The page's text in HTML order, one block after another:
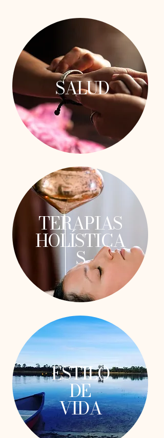
SALUD
TERAPIAS
HOLÍSTICA
S
ESTILO
DE
VIDA